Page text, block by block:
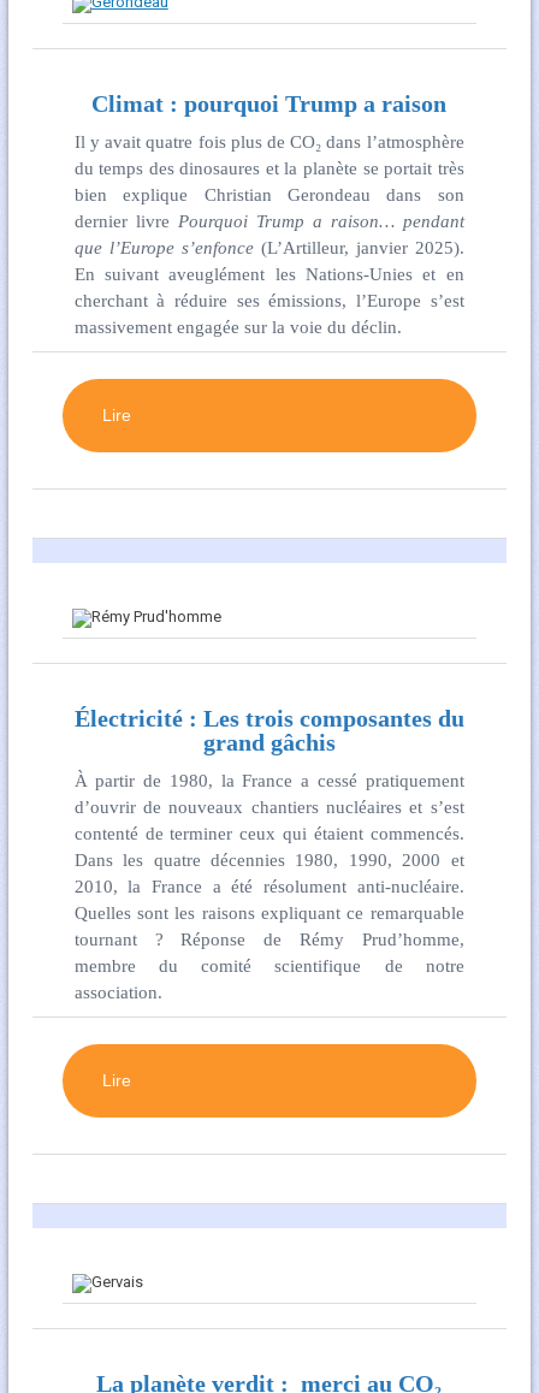
Climat : pourquoi Trump a raison
Il y avait quatre fois plus de CO₂ dans l’atmosphère
du temps des dinosaures et la planète se portait très
bien explique Christian Gerondeau dans son
dernier livre Pourquoi Trump a raison… pendant
que l’Europe s’enfonce(L’Artilleur, janvier 2025).
En suivant aveuglément les Nations-Unies et en
cherchant à réduire ses émissions, l’Europe s’est
massivement engagée sur la voie du déclin.
Lire
Électricité : Les trois composantes du
grand gâchis
À partir de 1980, la France a cessé pratiquement
d’ouvrir de nouveaux chantiers nucléaires et s’est
contenté de terminer ceux qui étaient commencés.
Dans les quatre décennies 1980, 1990, 2000 et
2010, la France a été résolument anti-nucléaire.
Quelles sont les raisons expliquant ce remarquable
tournant ? Réponse de Rémy Prud’homme,
membre du comité scientifique de notre
association.
Lire
La planète verdit : merci au CO₂